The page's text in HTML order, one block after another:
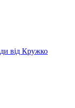
від Кружко